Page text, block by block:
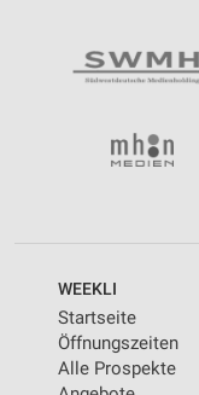
WEEKLI
Startseite
Öffnungszeiten
Alle Prospekte